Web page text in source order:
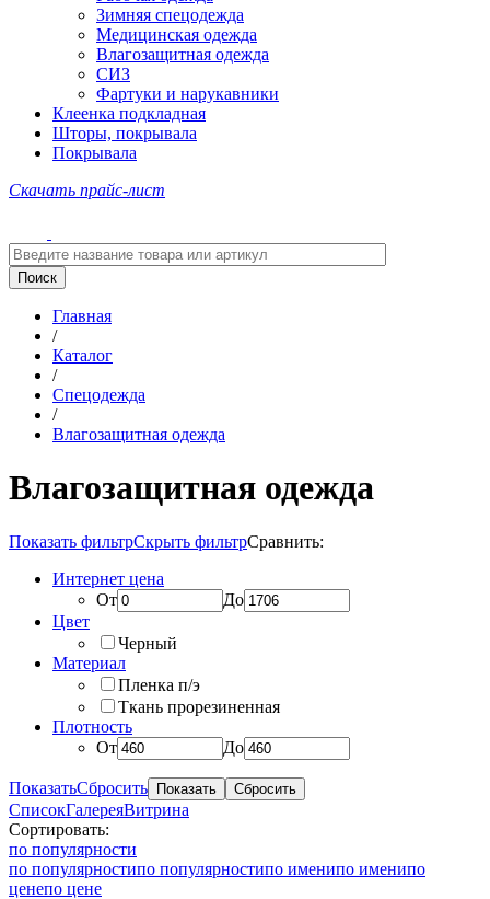
Зимняя спецодежда
Медицинская одежда
Влагозащитная одежда
СИЗ
Фартуки и нарукавники
Клеенка подкладная
Шторы, покрывала
Покрывала
Скачать прайс-лист
Главная
/
Каталог
/
Спецодежда
/
Влагозащитная одежда
Влагозащитная одежда
Показать фильтрСкрыть фильтрСравнить:
Интернет цена
От
До
Цвет
Черный
Материал
Пленка п/э
Ткань прорезиненная
Плотность
От
До
ПоказатьСбросить
СписокГалереяВитрина
Сортировать:
по популярности
по популярностипо популярностипо именипо именипо
ценепо цене